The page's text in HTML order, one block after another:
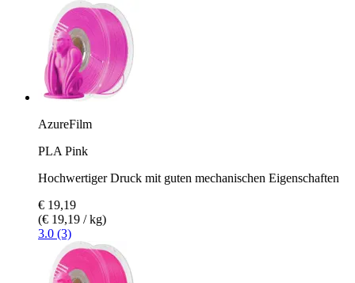
AzureFilm
PLA Pink
Hochwertiger Druck mit guten mechanischen Eigenschaften
€ 19,19
(€ 19,19 / kg)
3.0 (3)